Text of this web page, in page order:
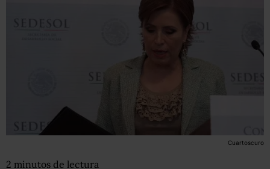
Cuartoscuro
2 minutos de lectura